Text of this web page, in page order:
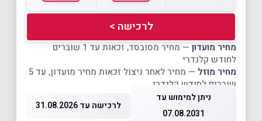
לרכישה >
מחיר מועדון
— מחיר מסובסד, זכאות עד 1 שוברים
לחודש קלנדרי
מחיר מוזל
— מחיר לאחר ניצול זכאות מחיר מועדון, עד 5
שוברים לחודש קלנדרי
ניתן למימוש עד
07.08.2031
לרכישה עד 31.08.2026